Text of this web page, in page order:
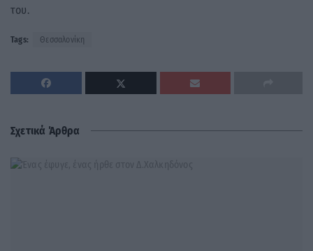
του.
Tags: Θεσσαλονίκη
Σχετικά Άρθρα